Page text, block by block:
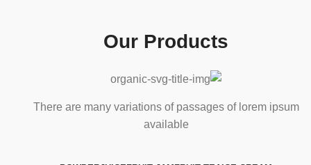
Our Products
There are many variations of passages of lorem ipsum
available